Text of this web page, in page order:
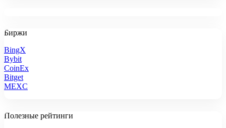
Биржи
BingX
Bybit
CoinEx
Bitget
MEXC
Полезные рейтинги